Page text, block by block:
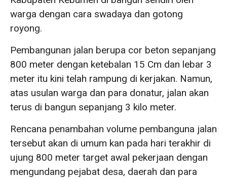
warga dengan cara swadaya dan gotong
royong.
Pembangunan jalan berupa cor beton sepanjang
800 meter dengan ketebalan 15 Cm dan lebar 3
meter itu kini telah rampung di kerjakan. Namun,
atas usulan warga dan para donatur, jalan akan
terus di bangun sepanjang 3 kilo meter.
Rencana penambahan volume pembanguna jalan
tersebut akan di umum kan pada hari terakhir di
ujung 800 meter target awal pekerjaan dengan
mengundang pejabat desa, daerah dan para